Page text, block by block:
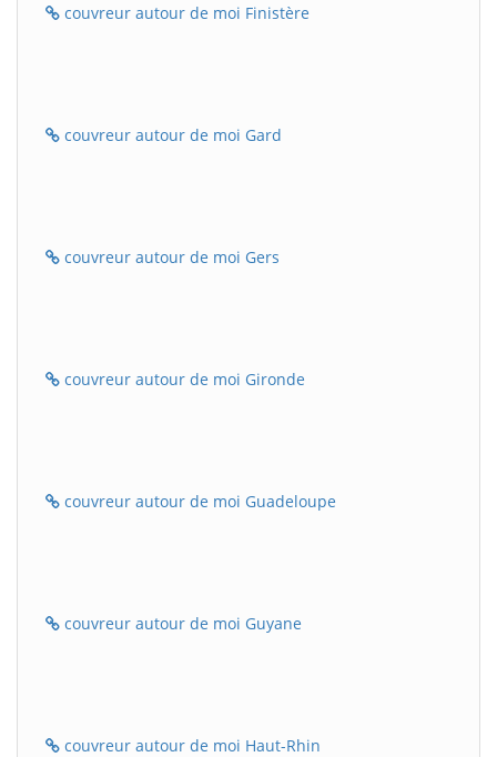
couvreur autour de moi Finistère
couvreur autour de moi Gard
couvreur autour de moi Gers
couvreur autour de moi Gironde
couvreur autour de moi Guadeloupe
couvreur autour de moi Guyane
couvreur autour de moi Haut-Rhin